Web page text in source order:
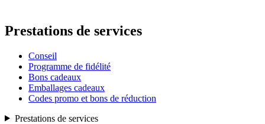
Prestations de services
Conseil
Programme de fidélité
Bons cadeaux
Emballages cadeaux
Codes promo et bons de réduction
Prestations de services